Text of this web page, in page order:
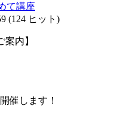
て講座
(124 ヒット )
内】
催します！